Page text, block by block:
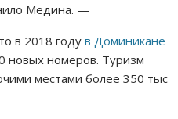
Медина. —
в 2018 годув Доминикане
новых номеров. Туризм
местами более 350 тыс